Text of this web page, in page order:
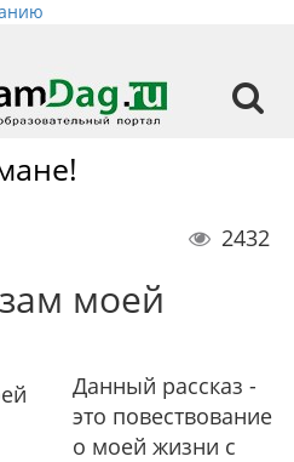
2432
моей
Данный рассказ -
это повествование
о моей жизни с